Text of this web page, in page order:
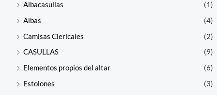
Albacasullas
(1)
Albas
(4)
Camisas Clericales
(2)
CASULLAS
(9)
Elementos propios del altar
(6)
Estolones
(3)